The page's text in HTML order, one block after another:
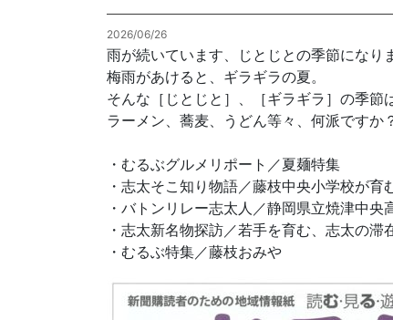
各種方針
情報セキュリティ基本方針
中核的労働要求事項に関する方針声明
企画・販売促進
PLANNING
トータルプロモーション
イベント運営
コンテンツ制作
周年事業
採用プロモーション
2026/06/26
雨が続いています、じとじとの季節になり
梅雨があけると、ギラギラの夏。
そんな［じとじと］、［ギラギラ］の季節
ラーメン、蕎麦、うどん等々、何派ですか
・むるぶグルメリポート／夏麺特集
・志太そこ知り物語／藤枝中央小学校が育
・バトンリレー志太人／静岡県立焼津中
・志太新名物探訪／若手を育む、志太の滞
・むるぶ特集／藤枝おみや